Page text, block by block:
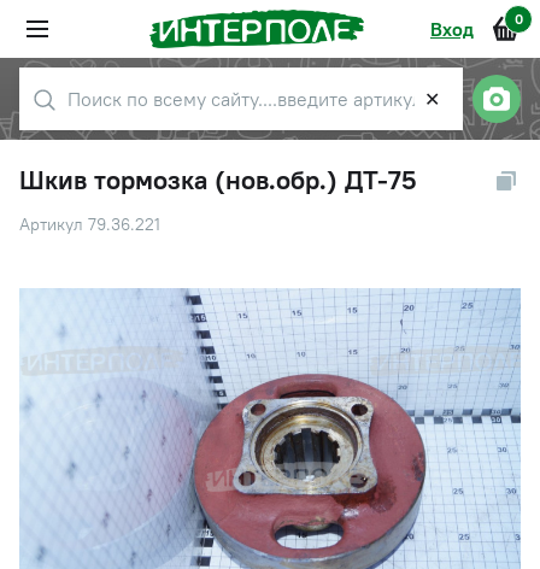
Вход 0
✕
Шкив тормозка (нов.обр.) ДТ-75
Артикул 79.36.221